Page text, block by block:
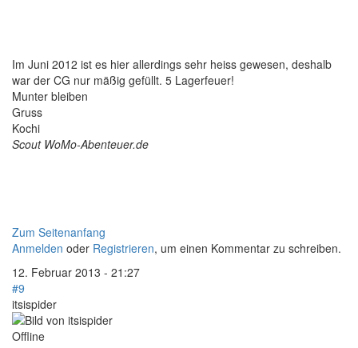
Im Juni 2012 ist es hier allerdings sehr heiss gewesen, deshalb
war der CG nur mäßig gefüllt. 5 Lagerfeuer!
Munter bleiben
Gruss
Kochi
Scout WoMo-Abenteuer.de
Zum Seitenanfang
Anmelden oder Registrieren, um einen Kommentar zu schreiben.
12. Februar 2013 - 21:27
#9
itsispider
Offline